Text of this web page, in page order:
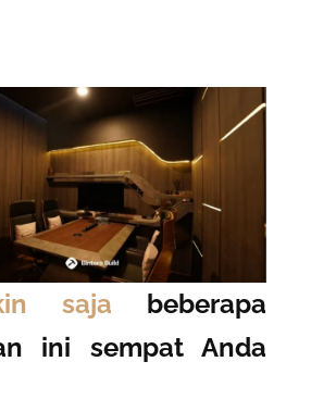
saja beberapa
ini sempat Anda